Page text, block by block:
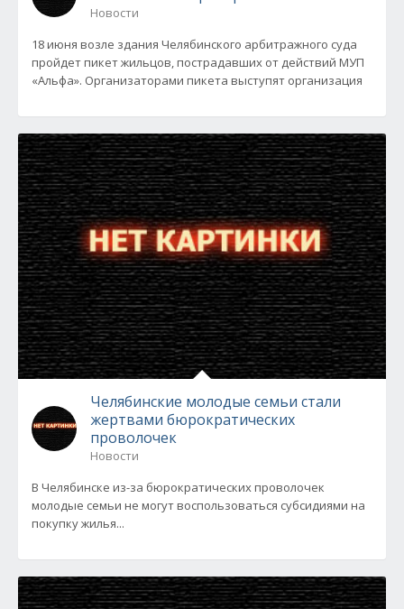
Новости
18 июня возле здания Челябинского арбитражного суда
пройдет пикет жильцов, пострадавших от действий МУП
«Альфа». Организаторами пикета выступят организация
Челябинские молодые семьи стали
жертвами бюрократических
проволочек
Новости
В Челябинске из-за бюрократических проволочек
молодые семьи не могут воспользоваться субсидиями на
покупку жилья...